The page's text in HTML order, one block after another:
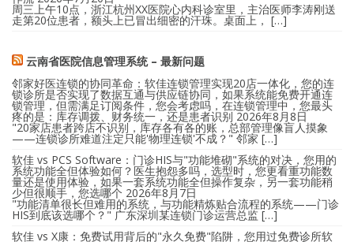
周三上午10点，浙江杭州XX医院心内科诊室里，主治医师李涛刚送
走第20位患者，额头上已冒出细密的汗珠。桌面上， […]
云南省医院信息管理系统 – 最新问题
邻家好医连锁的协同革命：软佳连锁管理实现20店一体化，您的连
锁诊所是否实现了数据互通与供应链协同，如果系统能免费开通连
锁管理，但需满足订阅条件，您会考虑吗，在连锁管理中，您最头
疼的是：库存调拨、财务统一，还是患者识别 2026年8月8日
"20家店患者跨店不识别，库存各有各的账，总部管理像盲人摸象
——连锁诊所难道注定只能'物理连锁'不成？" 邻家 […]
软佳 vs PCS Software：门诊HIS与"功能堆砌"系统的对决，您用的
系统功能全但体验如何？医生抱怨多吗，选型时，您更看重功能数
量还是使用体验，如果一套系统功能全但操作复杂，另一套功能稍
少但很顺手，您选哪个 2026年8月7日
"功能清单很长但难用的系统，与功能精炼贴合流程的系统——门诊
HIS到底该选哪个？" 广东深圳某连锁门诊运营总监 […]
软佳 vs X康：免费试用背后的"永久免费"陷阱，您用过免费诊所软